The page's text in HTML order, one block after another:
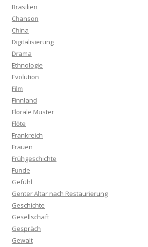
Brasilien
Chanson
China
Digitalisierung
Drama
Ethnologie
Evolution
Film
Finnland
Florale Muster
Flöte
Frankreich
Frauen
Frühgeschichte
Funde
Gefühl
Genter Altar nach Restaurierung
Geschichte
Gesellschaft
Gespräch
Gewalt